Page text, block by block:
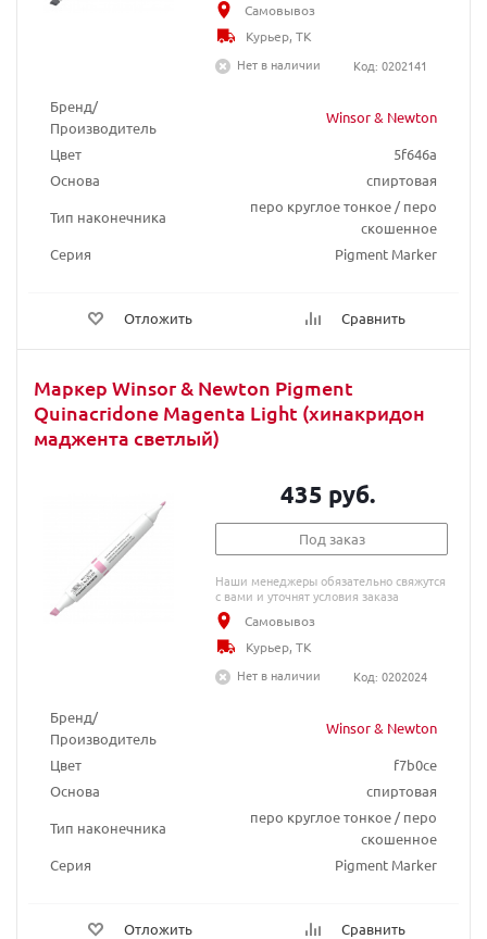
Бренд/
Производитель
Winsor & Newton
Цвет
5f646a
Основа
спиртовая
Тип наконечника
перо круглое тонкое / перо
скошенное
Серия
Pigment Marker
Отложить Сравнить
Самовывоз
Курьер, ТК
Нет в наличии
Код: 0202141
Маркер Winsor & Newton Pigment
Quinacridone Magenta Light (хинакридон
маджента светлый)
Бренд/
Производитель
Winsor & Newton
Цвет
f7b0ce
Основа
спиртовая
Тип наконечника
перо круглое тонкое / перо
скошенное
Серия
Pigment Marker
Отложить Сравнить
435 руб.
Под заказ
Наши менеджеры обязательно свяжутся
с вами и уточнят условия заказа
Самовывоз
Курьер, ТК
Нет в наличии
Код: 0202024